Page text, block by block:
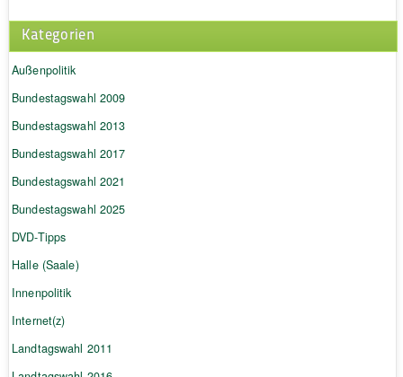
Kategorien
Außenpolitik
Bundestagswahl 2009
Bundestagswahl 2013
Bundestagswahl 2017
Bundestagswahl 2021
Bundestagswahl 2025
DVD-Tipps
Halle (Saale)
Innenpolitik
Internet(z)
Landtagswahl 2011